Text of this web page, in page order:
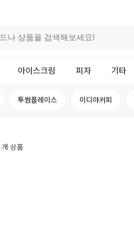
아이스크림 피자 기타
투썸플레이스 이디야커피
개 상품